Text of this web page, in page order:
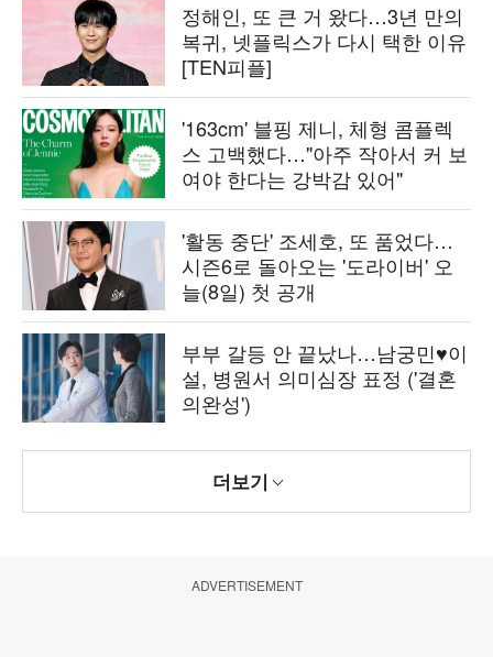
정해인, 또 큰 거 왔다…3년 만의
복귀, 넷플릭스가 다시 택한 이유
[TEN피플]
'163cm' 블핑 제니, 체형 콤플렉
스 고백했다…"아주 작아서 커 보
여야 한다는 강박감 있어"
'활동 중단' 조세호, 또 품었다…
시즌6로 돌아오는 '도라이버' 오
늘(8일) 첫 공개
부부 갈등 안 끝났나…남궁민♥이
설, 병원서 의미심장 표정 ('결혼
의완성')
더보기
ADVERTISEMENT